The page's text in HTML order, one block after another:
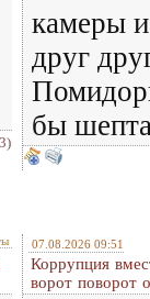
камеры
друг
бы
07.08.2026 09:51
Коррупция
ворот поворот